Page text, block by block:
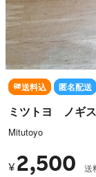
送料込 匿名配送
ミツトヨ ノギ
Mitutoyo
¥ 2,500 送